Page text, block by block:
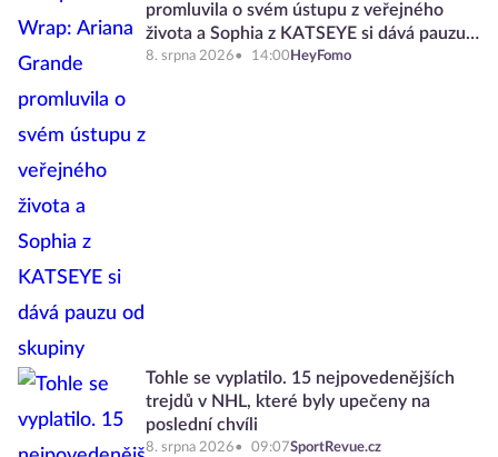
promluvila o svém ústupu z veřejného
života a Sophia z KATSEYE si dává pauzu
od skupiny
8. srpna 2026 14:00 HeyFomo
Tohle se vyplatilo. 15 nejpovedenějších
trejdů v NHL, které byly upečeny na
poslední chvíli
8. srpna 2026 09:07SportRevue.cz